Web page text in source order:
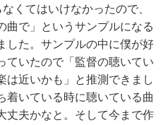
くてはいけなかったので、
曲で」というサンプルになる
した。サンプルの中に僕が好
ていたので「監督の聴いてい
は近いかも」と推測できまし
着いている時に聴いている曲
丈夫かなと。そして今まで作